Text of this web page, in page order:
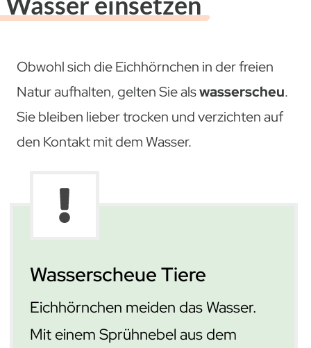
Obwohl sich die Eichhörnchen in der freien
Natur aufhalten, gelten Sie alswasserscheu.
Sie bleiben lieber trocken und verzichten auf
den Kontakt mit dem Wasser.
Wasserscheue Tiere
Eichhörnchen meiden das Wasser.
Mit einem Sprühnebel aus dem